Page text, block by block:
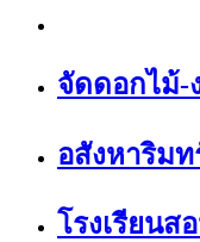
จัดดอกไม้-
อสังหาริมท
โรงเรียน